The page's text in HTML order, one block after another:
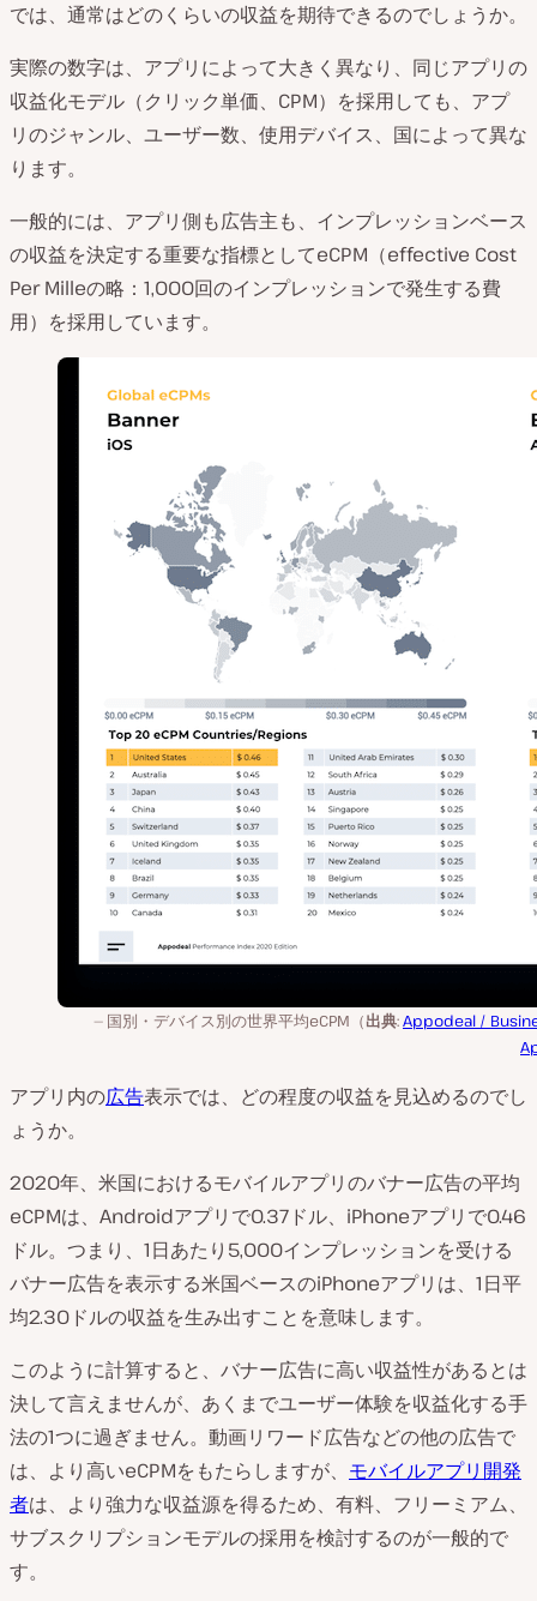
では、通常はどのくらいの収益を期待できるのでしょうか。
実際の数字は、アプリによって大きく異なり、同じアプリの
収益化モデル（クリック単価、CPM）を採用しても、アプ
リのジャンル、ユーザー数、使用デバイス、国によって異な
ります。
一般的には、アプリ側も広告主も、インプレッションベース
の収益を決定する重要な指標としてeCPM（effective Cost
Per Milleの略：1,000回のインプレッションで発生する費
用）を採用しています。
国別・デバイス別の世界平均eCPM（出典:Appodeal /
アプリ内の広告表示では、どの程度の収益を見込めるのでし
ょうか。
2020年、米国におけるモバイルアプリのバナー広告の平均
eCPMは、Androidアプリで0.37ドル、iPhoneアプリで0.46
ドル。つまり、1日あたり5,000インプレッションを受ける
バナー広告を表示する米国ベースのiPhoneアプリは、1日平
均2.30ドルの収益を生み出すことを意味します。
このように計算すると、バナー広告に高い収益性があるとは
決して言えませんが、あくまでユーザー体験を収益化する手
法の1つに過ぎません。動画リワード広告などの他の広告で
は、より高いeCPMをもたらしますが、 モバイルアプリ開発
者は、より強力な収益源を得るため、有料、フリーミアム、
サブスクリプションモデルの採用を検討するのが一般的で
す。